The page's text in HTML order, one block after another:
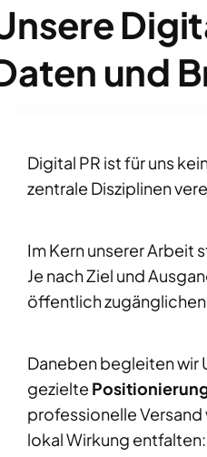
und
Digital PR ist für uns
zentrale Disziplinen
Im Kern unserer Arbeit
Je nach Ziel und
öffentlich zugänglichen
Daneben begleiten wir
gezielte
professionelle Versand
lokal Wirkung